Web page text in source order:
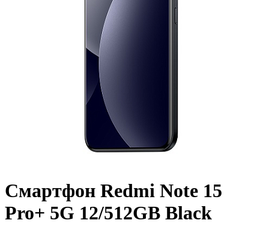
Смартфон Redmi Note 15
Pro+ 5G 12/512GB Black